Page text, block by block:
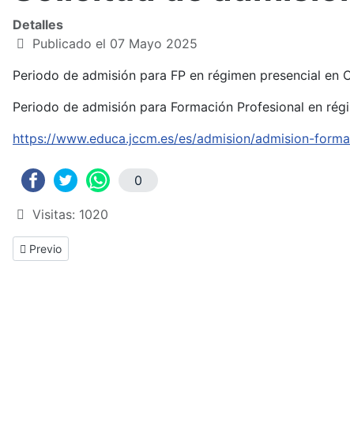
Detalles
Publicado el 07 Mayo 2025
Periodo de admisión para FP en régimen presencial en
Periodo de admisión para Formación Profesional en
https://www.educa.jccm.es/es/admision/admision-
0
Visitas: 1020
Previous article: Becas para estudios Post-obligatorios
Previo